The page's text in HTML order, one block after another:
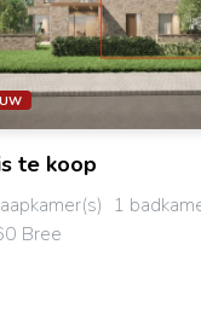
te koop
1
Bree